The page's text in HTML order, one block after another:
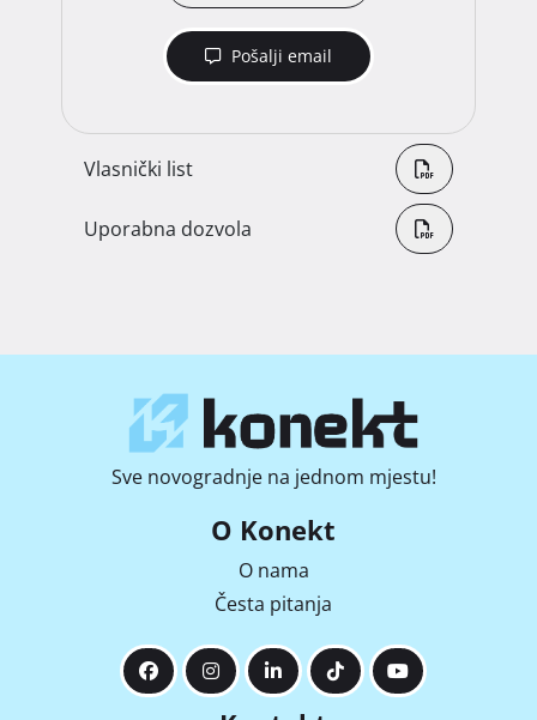
Pošalji email
Vlasnički list
Uporabna dozvola
Sve novogradnje na jednom mjestu!
O Konekt
O nama
Česta pitanja